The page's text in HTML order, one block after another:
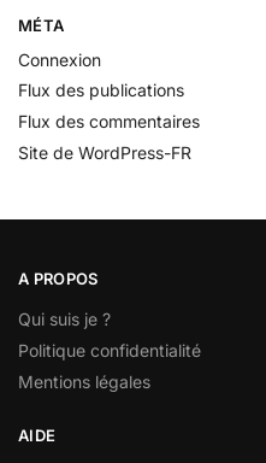
MÉTA
Connexion
Flux des publications
Flux des commentaires
Site de WordPress-FR
A PROPOS
Qui suis je ?
Politique confidentialité
Mentions légales
AIDE